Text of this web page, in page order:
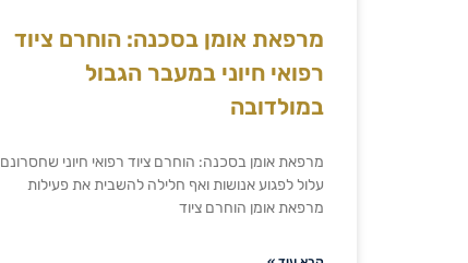
מרפאת אומן בסכנה: הוחרם ציוד
רפואי חיוני במעבר הגבול
במולדובה
מרפאת אומן בסכנה: הוחרם ציוד רפואי חיוני שחסרונם
עלול לפגוע אנושות ואף חלילה להשבית את פעילות
מרפאת אומן הוחרם ציוד